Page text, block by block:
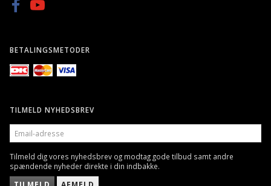
BETALINGSMETODER
TILMELD NYHEDSBREV
EMAIL-
ADRESSE
Tilmeld dig vores nyhedsbrev og modtag gode tilbud samt andre
spændende nyheder direkte i din indbakke.